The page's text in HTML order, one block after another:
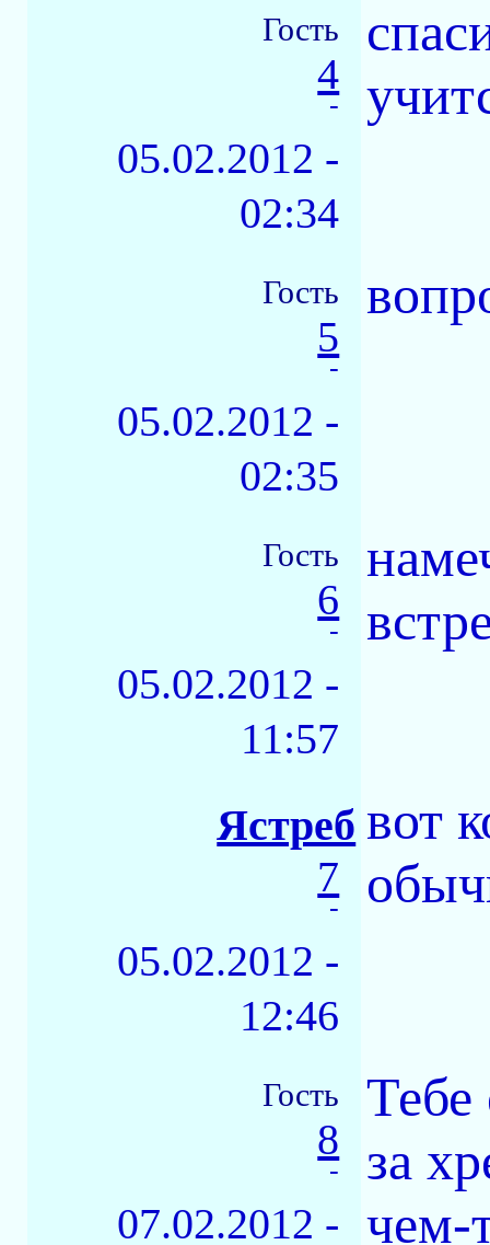
Гость
4
-
05.02.2012 -
02:34
Гость
5
-
05.02.2012 -
02:35
Гость
6
-
05.02.2012 -
11:57
Ястреб
7
-
05.02.2012 -
12:46
вот
Гость
8
-
07.02.2012 -
Тебе
за
чем-